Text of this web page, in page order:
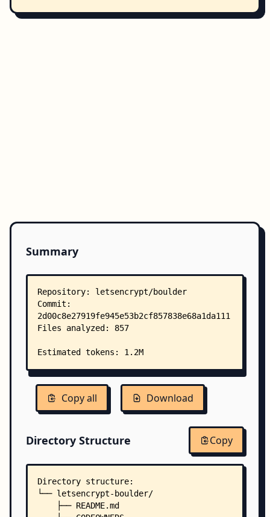
Summary
Copy all Download
Directory Structure Copy
Directory structure:
└── letsencrypt-boulder/
    ├── README.md